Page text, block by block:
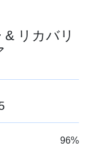
リカバリ
96%